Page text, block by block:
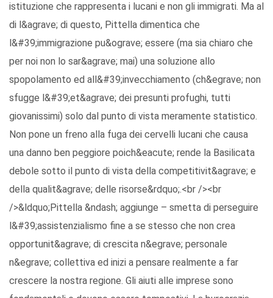
istituzione che rappresenta i lucani e non gli immigrati. Ma al
di l&agrave; di questo, Pittella dimentica che
l&#39;immigrazione pu&ograve; essere (ma sia chiaro che
per noi non lo sar&agrave; mai) una soluzione allo
spopolamento ed all&#39;invecchiamento (ch&egrave; non
sfugge l&#39;et&agrave; dei presunti profughi, tutti
giovanissimi) solo dal punto di vista meramente statistico.
Non pone un freno alla fuga dei cervelli lucani che causa
una danno ben peggiore poich&eacute; rende la Basilicata
debole sotto il punto di vista della competitivit&agrave; e
della qualit&agrave; delle risorse&rdquo;.<br /><br
/>&ldquo;Pittella &ndash; aggiunge – smetta di perseguire
l&#39;assistenzialismo fine a se stesso che non crea
opportunit&agrave; di crescita n&egrave; personale
n&egrave; collettiva ed inizi a pensare realmente a far
crescere la nostra regione. Gli aiuti alle imprese sono